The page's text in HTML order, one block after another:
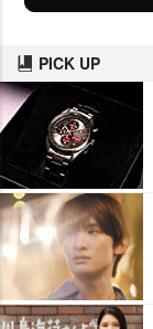
PICK UP